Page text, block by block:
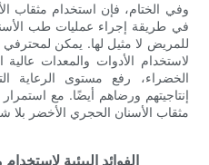
وفي الختام، فإن استخدام مثقاب
في طريقة إجراء عمليات طب
للمريض لا مثيل لها. يمكن لمحترفي
لاستخدام الأدوات والمعدات
الخضراء، رفع مستوى الرعاية
إنتاجيتهم ورضاهم أيضًا. مع
مثقاب الأسنان الحجري الأخضر بلا
الفوائد البيئية